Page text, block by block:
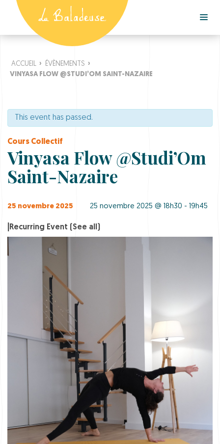
ACCUEIL › ÉVÈNEMENTS ›
VINYASA FLOW @STUDI’OM SAINT-NAZAIRE
This event has passed.
Cours Collectif
Vinyasa Flow @Studi’Om
Saint-Nazaire
25 novembre 2025 25 novembre 2025 @ 18h30 - 19h45
Recurring Event (See all)